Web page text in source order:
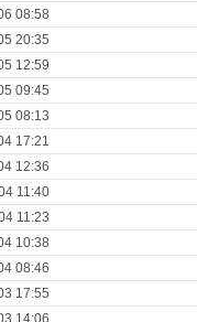
08:58
20:35
12:59
09:45
08:13
17:21
12:36
11:40
11:23
10:38
08:46
17:55
14:06